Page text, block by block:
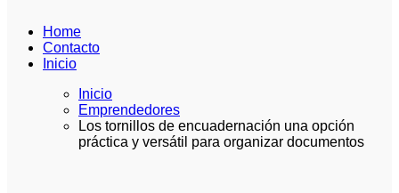
Home
Contacto
Inicio
Inicio
Emprendedores
Los tornillos de encuadernación una opción
práctica y versátil para organizar documentos